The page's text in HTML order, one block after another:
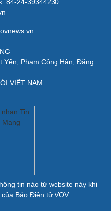
Phòng mạch online
Văn hóa
Sân khấu - Điện ảnh
Âm nhạc
Du lịch
84-24-39344230
Yến, Phạm Công Hân, Đặng
VIỆT NAM
tin nào từ website này khi
Báo Điện tử VOV